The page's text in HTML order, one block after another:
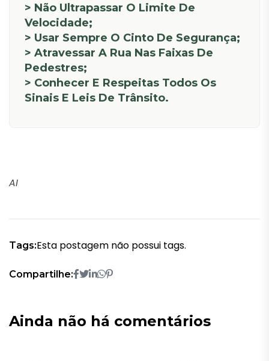
> Não Ultrapassar O Limite De
Velocidade;
> Usar Sempre O Cinto De Segurança;
> Atravessar A Rua Nas Faixas De
Pedestres;
> Conhecer E Respeitas Todos Os
Sinais E Leis De Trânsito.
AI
Tags:Esta postagem não possui tags.
Compartilhe:
Ainda não há comentários